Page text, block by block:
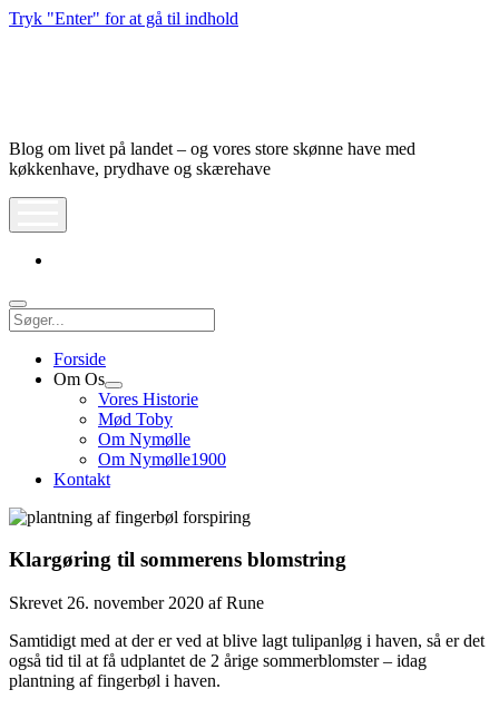
Tryk "Enter" for at gå til indhold
Blog om livet på landet – og vores store skønne have med
køkkenhave, prydhave og skærehave
Søg
Forside
Om Os
Åbn
dropdown
meny
Vores Historie
Mød Toby
Om Nymølle
Om Nymølle1900
Kontakt
Klargøring til sommerens blomstring
Skrevet 26. november 2020 afRune
Samtidigt med at der er ved at blive lagt tulipanløg i haven, så er det
også tid til at få udplantet de 2 årige sommerblomster – idag
plantning af fingerbøl i haven.